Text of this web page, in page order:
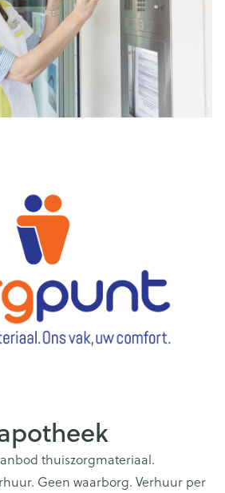
thuiszorgmateriaal.
Geen waarborg. Verhuur per